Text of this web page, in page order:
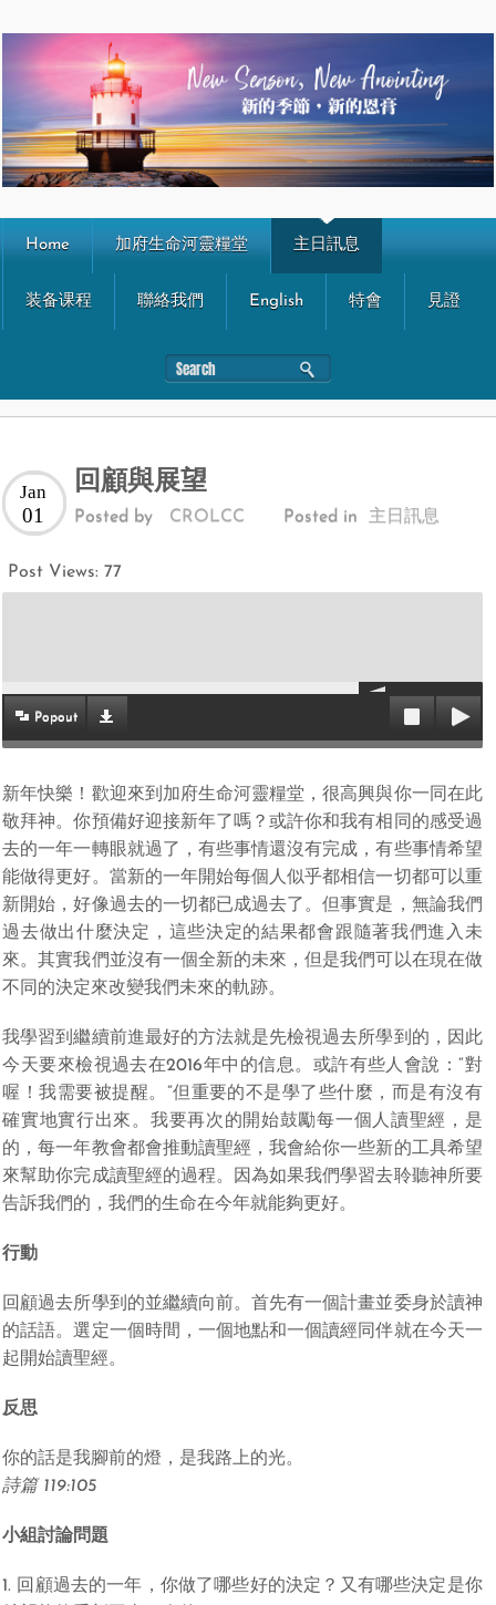
Home 加府生命河靈糧堂 主日訊息
装备课程 聯絡我們 English 特會 見證
回顧與展望
Jan
01 Posted by CROLCC Posted in 主日訊息
Post Views: 77
Popout
新年快樂！歡迎來到加府生命河靈糧堂，很高興與你一同在此
敬拜神。你預備好迎接新年了嗎？或許你和我有相同的感受過
去的一年一轉眼就過了，有些事情還沒有完成，有些事情希望
能做得更好。當新的一年開始每個人似乎都相信一切都可以重
新開始，好像過去的一切都已成過去了。但事實是，無論我們
過去做出什麼決定，這些決定的結果都會跟隨著我們進入未
來。其實我們並沒有一個全新的未來，但是我們可以在現在做
不同的決定來改變我們未來的軌跡。
我學習到繼續前進最好的方法就是先檢視過去所學到的，因此
今天要來檢視過去在2016年中的信息。或許有些人會說：“對
喔！我需要被提醒。”但重要的不是學了些什麼，而是有沒有
確實地實行出來。我要再次的開始鼓勵每一個人讀聖經，是
的，每一年教會都會推動讀聖經，我會給你一些新的工具希望
來幫助你完成讀聖經的過程。因為如果我們學習去聆聽神所要
告訴我們的，我們的生命在今年就能夠更好。
行動
回顧過去所學到的並繼續向前。首先有一個計畫並委身於讀神
的話語。選定一個時間，一個地點和一個讀經同伴就在今天一
起開始讀聖經。
反思
你的話是我腳前的燈，是我路上的光。
詩篇 119:105
小組討論問題
1. 回顧過去的一年，你做了哪些好的決定？又有哪些決定是你